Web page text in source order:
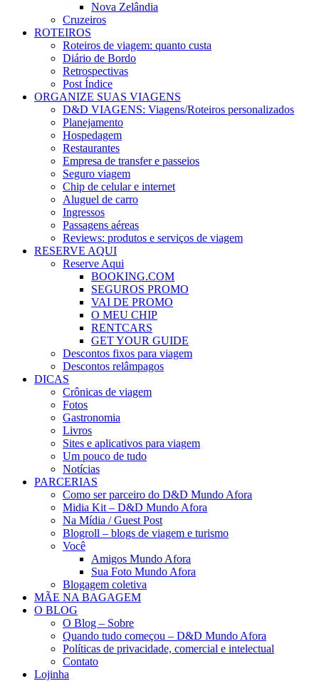
Nova Zelândia
Cruzeiros
ROTEIROS
Roteiros de viagem: quanto custa
Diário de Bordo
Retrospectivas
Post Índice
ORGANIZE SUAS VIAGENS
D&D VIAGENS: Viagens/Roteiros personalizados
Planejamento
Hospedagem
Restaurantes
Empresa de transfer e passeios
Seguro viagem
Chip de celular e internet
Aluguel de carro
Ingressos
Passagens aéreas
Reviews: produtos e serviços de viagem
RESERVE AQUI
Reserve Aqui
BOOKING.COM
SEGUROS PROMO
VAI DE PROMO
O MEU CHIP
RENTCARS
GET YOUR GUIDE
Descontos fixos para viagem
Descontos relâmpagos
DICAS
Crônicas de viagem
Fotos
Gastronomia
Livros
Sites e aplicativos para viagem
Um pouco de tudo
Notícias
PARCERIAS
Como ser parceiro do D&D Mundo Afora
Midia Kit – D&D Mundo Afora
Na Mídia / Guest Post
Blogroll – blogs de viagem e turismo
Você
Amigos Mundo Afora
Sua Foto Mundo Afora
Blogagem coletiva
MÃE NA BAGAGEM
O BLOG
O Blog – Sobre
Quando tudo começou – D&D Mundo Afora
Políticas de privacidade, comercial e intelectual
Contato
Lojinha